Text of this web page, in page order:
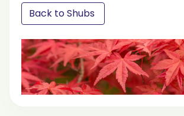
Back to Shubs